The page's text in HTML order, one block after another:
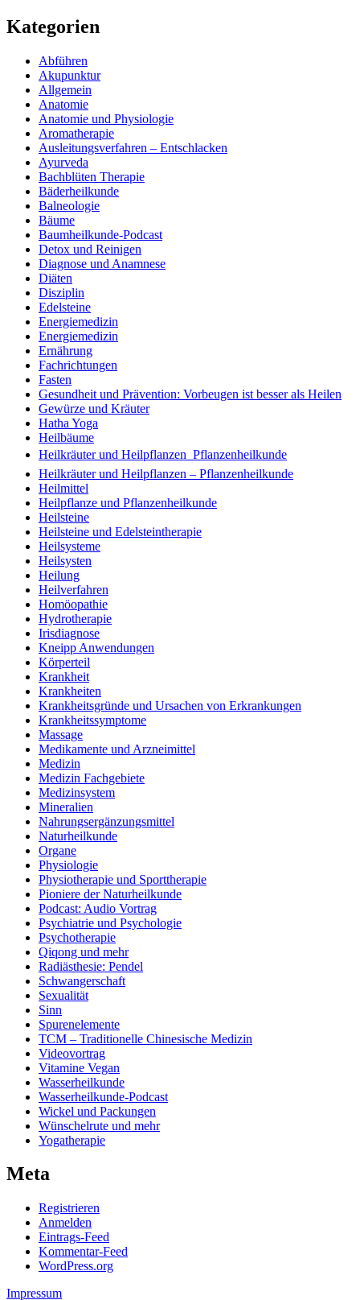
Kategorien
Abführen
Akupunktur
Allgemein
Anatomie
Anatomie und Physiologie
Aromatherapie
Ausleitungsverfahren – Entschlacken
Ayurveda
Bachblüten Therapie
Bäderheilkunde
Balneologie
Bäume
Baumheilkunde-Podcast
Detox und Reinigen
Diagnose und Anamnese
Diäten
Disziplin
Edelsteine
Energiemedizin
Energiemedizin
Ernährung
Fachrichtungen
Fasten
Gesundheit und Prävention: Vorbeugen ist besser als Heilen
Gewürze und Kräuter
Hatha Yoga
Heilbäume
Heilkräuter und Heilpflanzen  Pflanzenheilkunde
Heilkräuter und Heilpflanzen – Pflanzenheilkunde
Heilmittel
Heilpflanze und Pflanzenheilkunde
Heilsteine
Heilsteine und Edelsteintherapie
Heilsysteme
Heilsysten
Heilung
Heilverfahren
Homöopathie
Hydrotherapie
Irisdiagnose
Kneipp Anwendungen
Körperteil
Krankheit
Krankheiten
Krankheitsgründe und Ursachen von Erkrankungen
Krankheitssymptome
Massage
Medikamente und Arzneimittel
Medizin
Medizin Fachgebiete
Medizinsystem
Mineralien
Nahrungsergänzungsmittel
Naturheilkunde
Organe
Physiologie
Physiotherapie und Sporttherapie
Pioniere der Naturheilkunde
Podcast: Audio Vortrag
Psychiatrie und Psychologie
Psychotherapie
Qiqong und mehr
Radiästhesie: Pendel
Schwangerschaft
Sexualität
Sinn
Spurenelemente
TCM – Traditionelle Chinesische Medizin
Videovortrag
Vitamine Vegan
Wasserheilkunde
Wasserheilkunde-Podcast
Wickel und Packungen
Wünschelrute und mehr
Yogatherapie
Meta
Registrieren
Anmelden
Eintrags-Feed
Kommentar-Feed
WordPress.org
Impressum